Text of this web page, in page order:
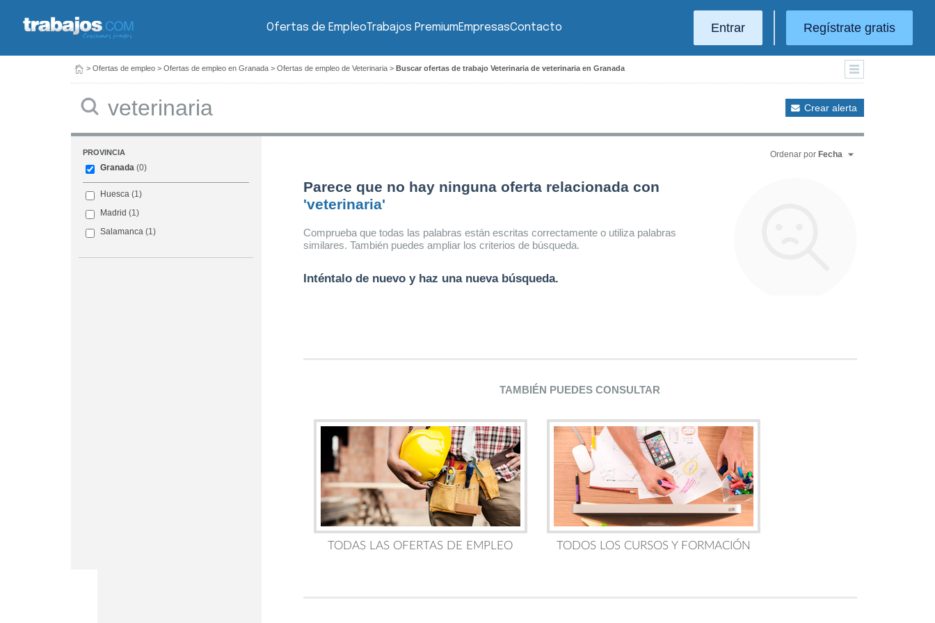
Ofertas de EmpleoTrabajos PremiumEmpresasContacto Entrar Regístrate gratis
> Ofertas de empleo > Ofertas de empleo en Granada > Ofertas de empleo de Veterinaria > Buscar ofertas de trabajo Veterinaria de veterinaria en Granada
Crear alerta
PROVINCIA
Granada (0)
Huesca (1)
Madrid (1)
Salamanca (1)
Ordenar por Fecha
Parece que no hay ninguna oferta relacionada con
'veterinaria'
Comprueba que todas las palabras están escritas correctamente o utiliza palabras
similares. También puedes ampliar los criterios de búsqueda.
Inténtalo de nuevo y haz una nueva búsqueda.
TAMBIÉN PUEDES CONSULTAR
TODAS LAS OFERTAS DE EMPLEO TODOS LOS CURSOS Y FORMACIÓN